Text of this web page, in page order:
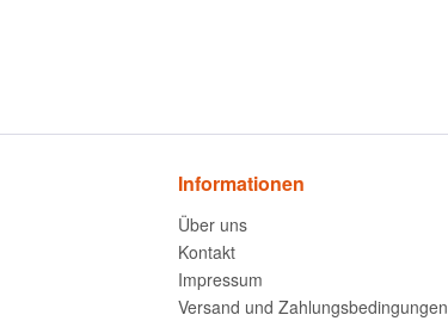
Informationen
Über uns
Kontakt
Impressum
Versand und Zahlungsbedingungen